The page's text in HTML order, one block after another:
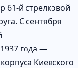
61-й стрелковой
С сентября
года —
Киевского